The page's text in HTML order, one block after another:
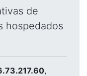
de
hospedados
,